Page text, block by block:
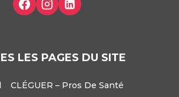
LES PAGES DU SITE
CLÉGUER – Pros De Santé